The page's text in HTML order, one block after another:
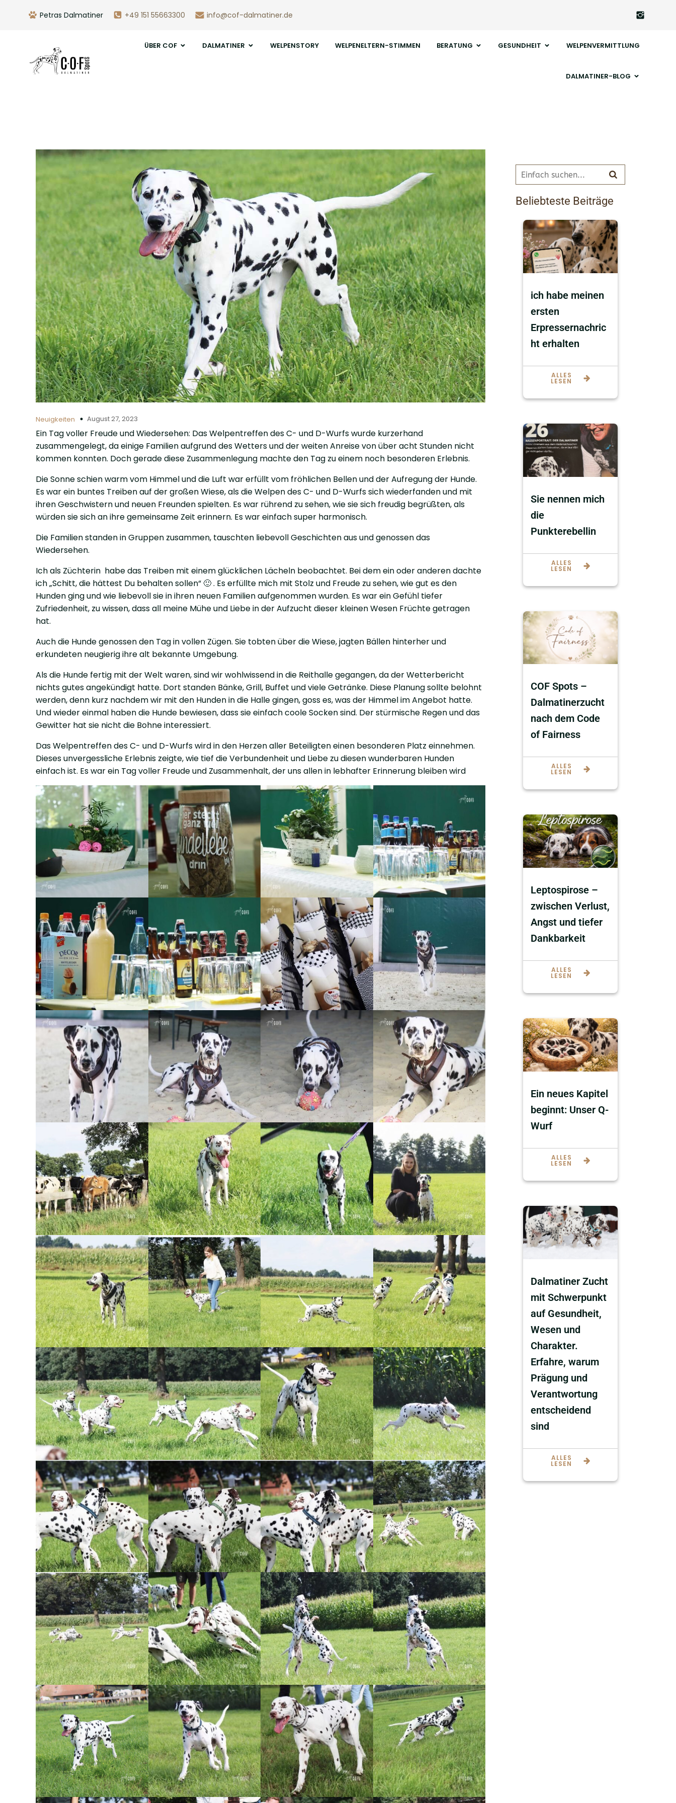
Petras Dalmatiner +49 151 55663300 info@cof-dalmatiner.de
ÜBER COF DALMATINER WELPENSTORY WELPENELTERN-STIMMEN BERATUNG GESUNDHEIT WELPENVERMITTLUNG
DALMATINER-BLOG
Neuigkeiten August 27, 2023
Ein Tag voller Freude und Wiedersehen: Das Welpentreffen des C- und D-Wurfs wurde kurzerhand
zusammengelegt, da einige Familien aufgrund des Wetters und der weiten Anreise von über acht Stunden nicht
kommen konnten. Doch gerade diese Zusammenlegung machte den Tag zu einem noch besonderen Erlebnis.
Die Sonne schien warm vom Himmel und die Luft war erfüllt vom fröhlichen Bellen und der Aufregung der Hunde.
Es war ein buntes Treiben auf der großen Wiese, als die Welpen des C- und D-Wurfs sich wiederfanden und mit
ihren Geschwistern und neuen Freunden spielten. Es war rührend zu sehen, wie sie sich freudig begrüßten, als
würden sie sich an ihre gemeinsame Zeit erinnern. Es war einfach super harmonisch.
Die Familien standen in Gruppen zusammen, tauschten liebevoll Geschichten aus und genossen das
Wiedersehen.
Ich als Züchterin habe das Treiben mit einem glücklichen Lächeln beobachtet. Bei dem ein oder anderen dachte
ich „Schitt, die hättest Du behalten sollen“ 🙂 . Es erfüllte mich mit Stolz und Freude zu sehen, wie gut es den
Hunden ging und wie liebevoll sie in ihren neuen Familien aufgenommen wurden. Es war ein Gefühl tiefer
Zufriedenheit, zu wissen, dass all meine Mühe und Liebe in der Aufzucht dieser kleinen Wesen Früchte getragen
hat.
Auch die Hunde genossen den Tag in vollen Zügen. Sie tobten über die Wiese, jagten Bällen hinterher und
erkundeten neugierig ihre alt bekannte Umgebung.
Als die Hunde fertig mit der Welt waren, sind wir wohlwissend in die Reithalle gegangen, da der Wetterbericht
nichts gutes angekündigt hatte. Dort standen Bänke, Grill, Buffet und viele Getränke. Diese Planung sollte belohnt
werden, denn kurz nachdem wir mit den Hunden in die Halle gingen, goss es, was der Himmel im Angebot hatte.
Und wieder einmal haben die Hunde bewiesen, dass sie einfach coole Socken sind. Der stürmische Regen und das
Gewitter hat sie nicht die Bohne interessiert.
Das Welpentreffen des C- und D-Wurfs wird in den Herzen aller Beteiligten einen besonderen Platz einnehmen.
Dieses unvergessliche Erlebnis zeigte, wie tief die Verbundenheit und Liebe zu diesen wunderbaren Hunden
einfach ist. Es war ein Tag voller Freude und Zusammenhalt, der uns allen in lebhafter Erinnerung bleiben wird
Beliebteste Beiträge
ich habe meinen
ersten
Erpressernachric
ht erhalten
ALLES
LESEN
Sie nennen mich
die
Punkterebellin
ALLES
LESEN
COF Spots –
Dalmatinerzucht
nach dem Code
of Fairness
ALLES
LESEN
Leptospirose –
zwischen Verlust,
Angst und tiefer
Dankbarkeit
ALLES
LESEN
Ein neues Kapitel
beginnt: Unser Q-
Wurf
ALLES
LESEN
Dalmatiner Zucht
mit Schwerpunkt
auf Gesundheit,
Wesen und
Charakter.
Erfahre, warum
Prägung und
Verantwortung
entscheidend
sind
ALLES
LESEN